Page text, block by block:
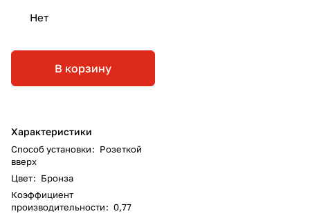
Нет
В корзину
Характеристики
Способ установки: Розеткой
вверх
Цвет: Бронза
Коэффициент
производительности: 0,77